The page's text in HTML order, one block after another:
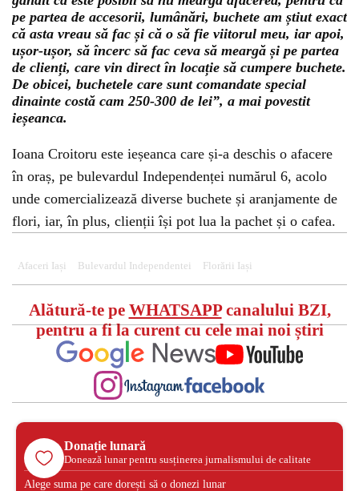
pe partea de accesorii, lumânări, buchete am știut exact
că asta vreau să fac și că o să fie viitorul meu, iar apoi,
ușor-ușor, să încerc să fac ceva să meargă și pe partea
de clienți, care vin direct în locație să cumpere buchete.
De obicei, buchetele care sunt comandate special
dinainte costă cam 250-300 de lei”, a mai povestit
ieșeanca.
Ioana Croitoru este ieșeanca care și-a deschis o afacere
în oraș, pe bulevardul Independenței numărul 6, acolo
unde comercializează diverse buchete și aranjamente de
flori, iar, în plus, clienții își pot lua la pachet și o cafea.
Afaceri Iași Bulevardul Independentei Florării Iași
Alătură-te pe WHATSAPPcanalului BZI,
pentru a fi la curent cu cele mai noi știri
Donație lunară
Donează lunar pentru susținerea jurnalismului de calitate
Alege suma pe care dorești să o donezi lunar